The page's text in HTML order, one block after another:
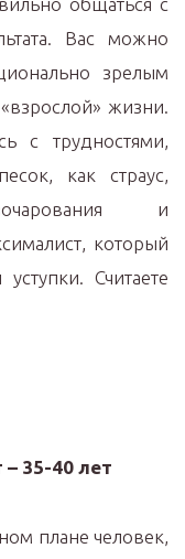
Вас можно
зрелым
жизни.
с трудностями,
как страус,
и
который
Считаете
35-40 лет
плане человек,